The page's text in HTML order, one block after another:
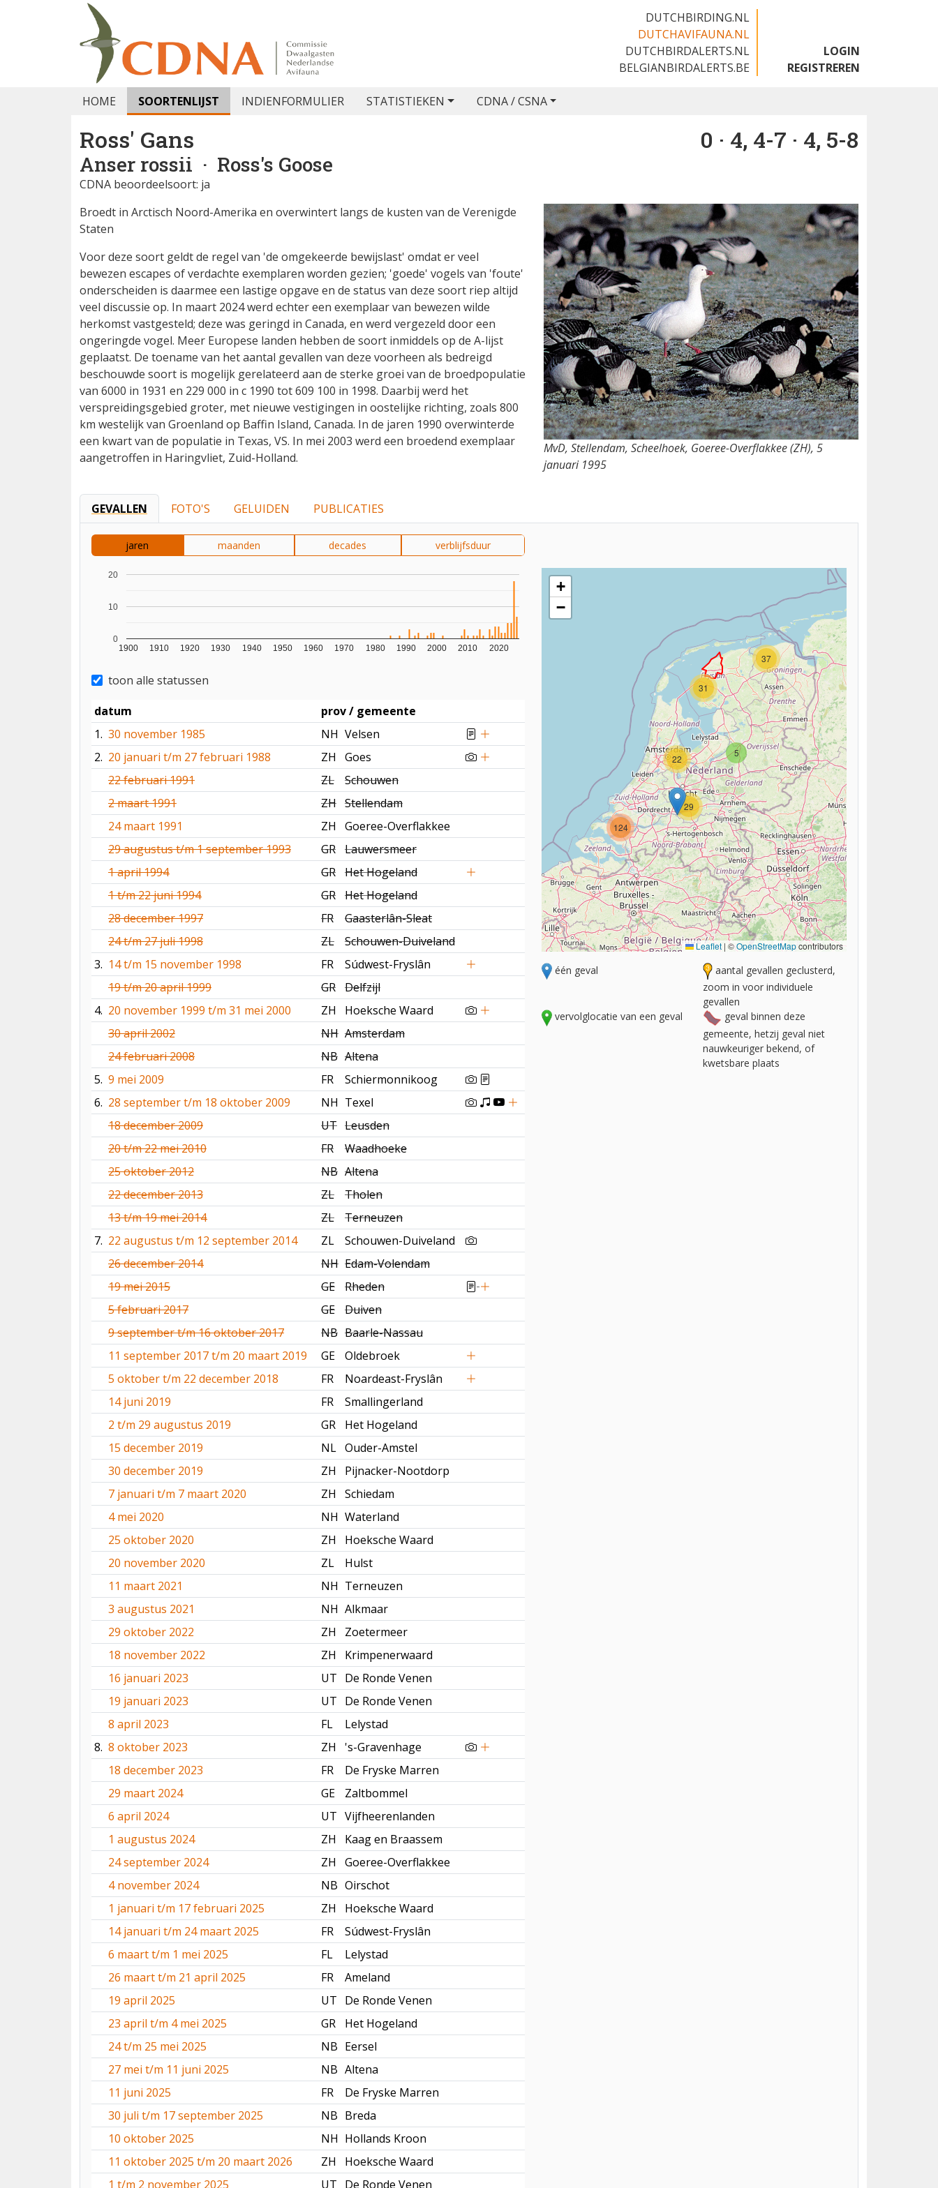
DUTCHBIRDING.NL
DUTCHAVIFAUNA.NL
DUTCHBIRDALERTS.NL
BELGIANBIRDALERTS.BE
LOGIN
REGISTREREN
HOME SOORTENLIJST INDIENFORMULIER STATISTIEKEN CDNA / CSNA
Ross' Gans 0 · 4, 4-7 · 4, 5-8
Anser rossii · Ross's Goose
CDNA beoordeelsoort: ja
Broedt in Arctisch Noord-Amerika en overwintert langs de kusten van de Verenigde
Staten
Voor deze soort geldt de regel van 'de omgekeerde bewijslast' omdat er veel
bewezen escapes of verdachte exemplaren worden gezien; 'goede' vogels van 'foute'
onderscheiden is daarmee een lastige opgave en de status van deze soort riep altijd
veel discussie op. In maart 2024 werd echter een exemplaar van bewezen wilde
herkomst vastgesteld; deze was geringd in Canada, en werd vergezeld door een
ongeringde vogel. Meer Europese landen hebben de soort inmiddels op de A-lijst
geplaatst. De toename van het aantal gevallen van deze voorheen als bedreigd
beschouwde soort is mogelijk gerelateerd aan de sterke groei van de broedpopulatie
van 6000 in 1931 en 229 000 in c 1990 tot 609 100 in 1998. Daarbij werd het
verspreidingsgebied groter, met nieuwe vestigingen in oostelijke richting, zoals 800
km westelijk van Groenland op Baffin Island, Canada. In de jaren 1990 overwinterde
een kwart van de populatie in Texas, VS. In mei 2003 werd een broedend exemplaar
aangetroffen in Haringvliet, Zuid-Holland.
MvD, Stellendam, Scheelhoek, Goeree-Overflakkee (ZH), 5
januari 1995
GEVALLEN FOTO'S GELUIDEN PUBLICATIES
jaren maanden decades verblijfsduur
1900 1910 1920 1930 1940 1950 1960 1970 1980 1990 2000 2010 2020
0
10
20
toon alle statussen
datum
prov / gemeente
1. 30 november 1985 NH Velsen
2. 20 januari t/m 27 februari 1988 ZH
Goes
22 februari 1991
ZL
Schouwen
2 maart 1991
ZH Stellendam
24 maart 1991
ZH
Goeree-Overflakkee
29 augustus t/m 1 september 1993
GR Lauwersmeer
1 april 1994
GR Het Hogeland
1 t/m 22 juni 1994
GR Het Hogeland
28 december 1997
FR
Gaasterlân-Sleat
24 t/m 27 juli 1998
ZL
Schouwen-Duiveland
3. 14 t/m 15 november 1998 FR
Súdwest-Fryslân
19 t/m 20 april 1999
GR Delfzijl
4. 20 november 1999 t/m 31 mei 2000 ZH
Hoeksche Waard
30 april 2002
NH Amsterdam
24 februari 2008
NB Altena
5. 9 mei 2009 FR
Schiermonnikoog
6. 28 september t/m 18 oktober 2009 NH Texel
18 december 2009
UT Leusden
20 t/m 22 mei 2010
FR
Waadhoeke
25 oktober 2012
NB Altena
22 december 2013
ZL
Tholen
13 t/m 19 mei 2014
ZL
Terneuzen
7. 22 augustus t/m 12 september 2014 ZL
Schouwen-Duiveland
26 december 2014
NH Edam-Volendam
19 mei 2015
GE
Rheden
5 februari 2017
GE
Duiven
9 september t/m 16 oktober 2017
NB Baarle-Nassau
11 september 2017 t/m 20 maart 2019
GE
Oldebroek
5 oktober t/m 22 december 2018
FR
Noardeast-Fryslân
14 juni 2019
FR
Smallingerland
2 t/m 29 augustus 2019
GR
Het Hogeland
15 december 2019
NL Ouder-Amstel
30 december 2019
ZH
Pijnacker-Nootdorp
7 januari t/m 7 maart 2020
ZH
Schiedam
4 mei 2020
NH Waterland
25 oktober 2020
ZH
Hoeksche Waard
20 november 2020
ZL
Hulst
11 maart 2021
NH Terneuzen
3 augustus 2021
NH Alkmaar
29 oktober 2022
ZH
Zoetermeer
18 november 2022
ZH
Krimpenerwaard
16 januari 2023
UT De Ronde Venen
19 januari 2023
UT De Ronde Venen
8 april 2023
FL
Lelystad
8. 8 oktober 2023 ZH
's-Gravenhage
18 december 2023
FR
De Fryske Marren
29 maart 2024
GE
Zaltbommel
6 april 2024
UT Vijfheerenlanden
1 augustus 2024
ZH
Kaag en Braassem
24 september 2024
ZH
Goeree-Overflakkee
4 november 2024
NB Oirschot
1 januari t/m 17 februari 2025
ZH
Hoeksche Waard
14 januari t/m 24 maart 2025
FR
Súdwest-Fryslân
6 maart t/m 1 mei 2025
FL
Lelystad
26 maart t/m 21 april 2025
FR
Ameland
19 april 2025
UT De Ronde Venen
23 april t/m 4 mei 2025
GR
Het Hogeland
24 t/m 25 mei 2025
NB Eersel
27 mei t/m 11 juni 2025
NB Altena
11 juni 2025
FR
De Fryske Marren
30 juli t/m 17 september 2025
NB Breda
10 oktober 2025
NH Hollands Kroon
11 oktober 2025 t/m 20 maart 2026
ZH
Hoeksche Waard
1 t/m 2 november 2025
UT De Ronde Venen
37
5
29
22
31
124
+
−
Leaflet | ©OpenStreetMapcontributors
één geval
aantal gevallen geclusterd,
zoom in voor individuele
gevallen
vervolglocatie van een geval
geval binnen deze
gemeente, hetzij geval niet
nauwkeuriger bekend, of
kwetsbare plaats